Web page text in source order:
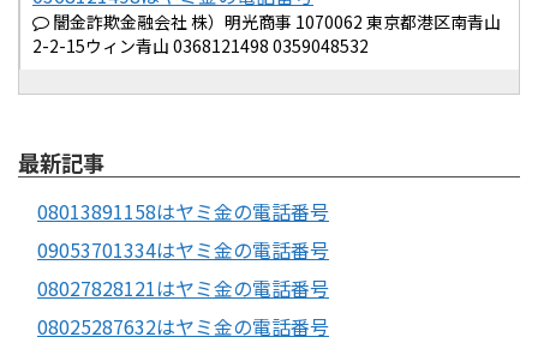
闇金詐欺金融会社 株）明光商事 1070062 東京都港区南青山
2-2-15ウィン青山 0368121498 0359048532
最新記事
08013891158はヤミ金の電話番号
09053701334はヤミ金の電話番号
08027828121はヤミ金の電話番号
08025287632はヤミ金の電話番号